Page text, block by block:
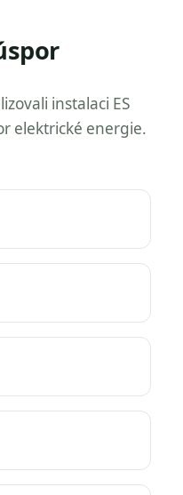
instalaci ES
elektrické energie.